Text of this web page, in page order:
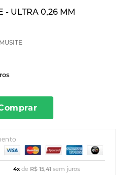
- ULTRA 0,26 MM
4x de R$ 15,41 sem juros